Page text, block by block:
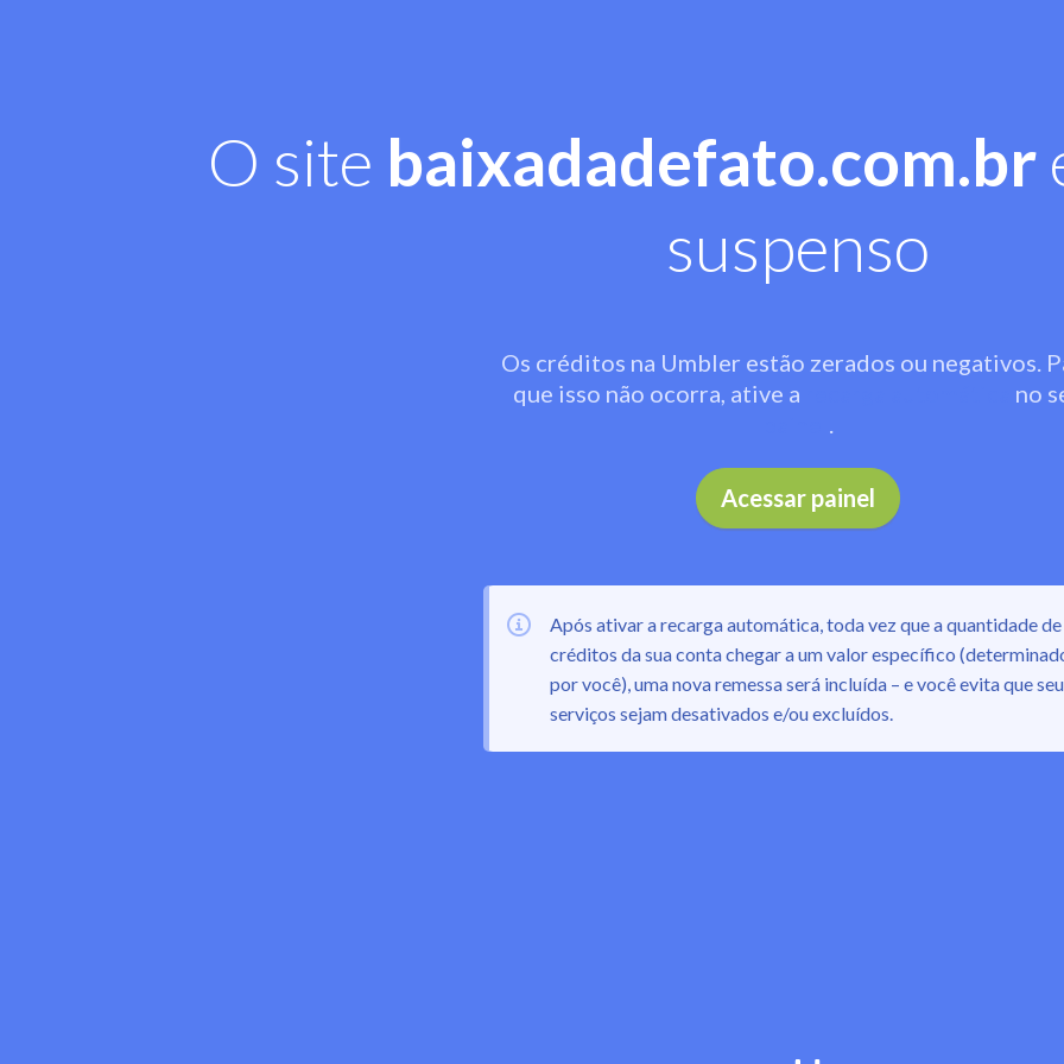
O site baixadadefato.com.br
suspenso
Os créditos na Umbler estão zerados ou negativos.
que isso não ocorra, ative a
no
.
Acessar painel
Após ativar a recarga automática, toda vez que a quantidade de
créditos da sua conta chegar a um valor específico
por você), uma nova remessa será incluída – e você evita que
serviços sejam desativados e/ou excluídos.